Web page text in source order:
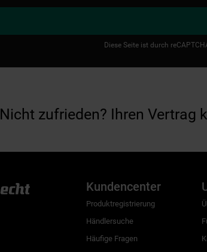
Diese Seite ist durch
Nicht zufrieden? Ihren Vertrag
Kundencenter
Produktregistrierung
Händlersuche
Häufige Fragen